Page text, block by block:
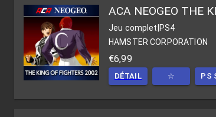
ACA NEOGEO THE
Jeu complet|PS4
HAMSTER CORPORATION
€6,99
DÉTAIL ☆ PS